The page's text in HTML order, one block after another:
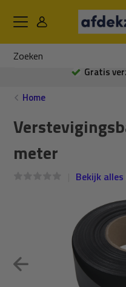
Home
meter
Bekijk